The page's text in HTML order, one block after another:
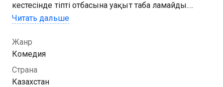
кестесінде тіпті отбасына уақыт таба ламайды.
Күнделікті жұмыстан шаршап, ол жоспардан тыс
арасында үлкен дүрбелең туды! Оларға барлық
келісімдер шарттар бұзылмай тұрып, шешімін табу
керек. Осы ортада Нұрлан қайтып келгенге дейін
орнын басатын Ұлан есімді жаңа "Қоянбаев" пайда
Читать дальше
Жанр
Комедия
Страна
Казахстан